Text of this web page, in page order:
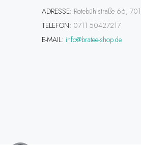
ADRESSE: Rotebühlstraße 66,
TELEFON: 0711 50427217
E-MAIL: info@bratee-shop.de